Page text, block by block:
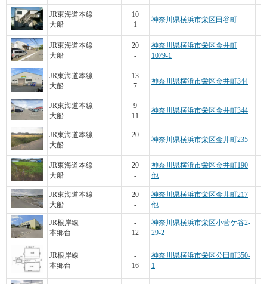
JR東海道本線
大船
10
1
神奈川県横浜市栄区田谷町
JR東海道本線
大船
20
-
神奈川県横浜市栄区金井町
1079-1
JR東海道本線
大船
13
7
神奈川県横浜市栄区金井町344
JR東海道本線
大船
9
11
神奈川県横浜市栄区金井町344
JR東海道本線
大船
20
-
神奈川県横浜市栄区金井町235
JR東海道本線
大船
20
-
神奈川県横浜市栄区金井町190
他
JR東海道本線
大船
20
-
神奈川県横浜市栄区金井町217
他
JR根岸線
本郷台
-
12
神奈川県横浜市栄区小菅ケ谷2-
29-2
JR根岸線
本郷台
-
16
神奈川県横浜市栄区公田町350-
1